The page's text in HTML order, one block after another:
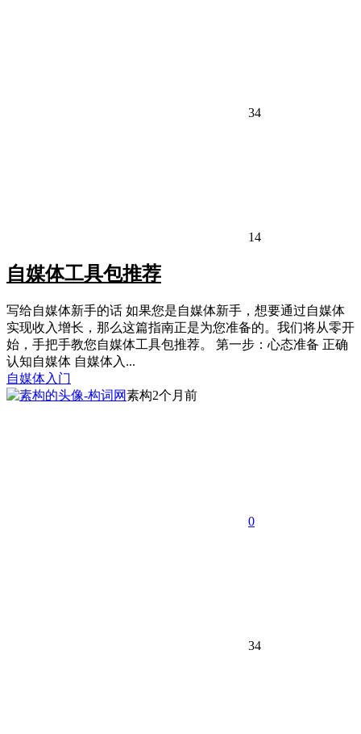
34
14
自媒体工具包推荐
写给自媒体新手的话 如果您是自媒体新手，想要通过自媒体
实现收入增长，那么这篇指南正是为您准备的。我们将从零开
始，手把手教您自媒体工具包推荐。 第一步：心态准备 正确
认知自媒体 自媒体入...
自媒体入门
素构2个月前
0
34